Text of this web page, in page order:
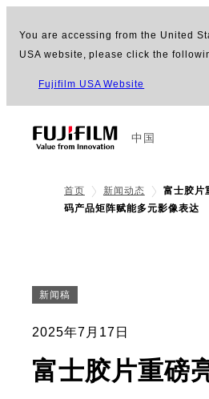
You are accessing from the United
USA website, please click the
Fujifilm USA Website
中国
首页 新闻动态
富士胶片
码产品矩阵赋能多元影像表达
新闻稿
2025年7月17日
富士胶片重磅